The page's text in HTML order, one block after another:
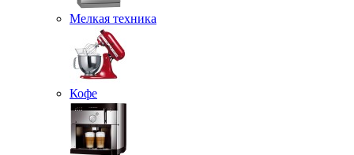
Мелкая техника
Кофе